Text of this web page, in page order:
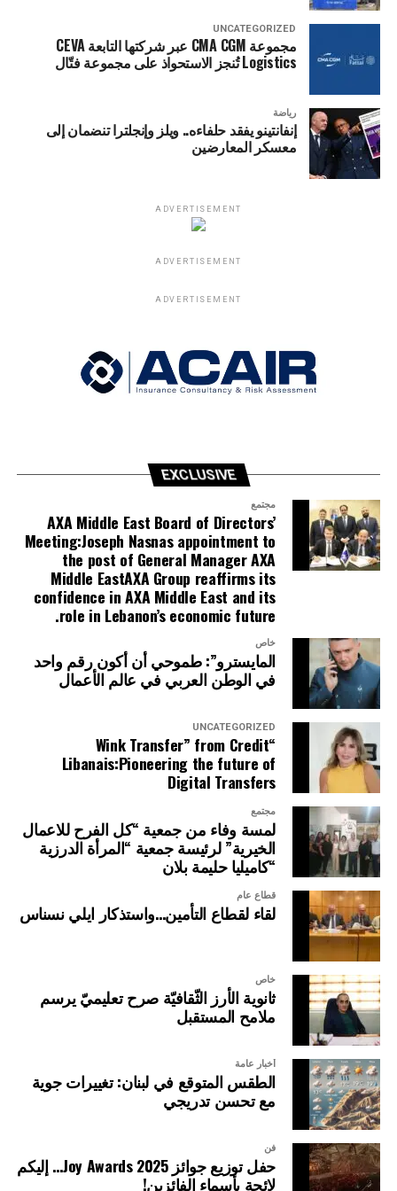
UNCATEGORIZED
مجموعة CMA CGM عبر شركتها التابعة CEVA
Logistics تُنجز الاستحواذ على مجموعة فتّال
رياضة
إنفانتينو يفقد حلفاءه.. ويلز وإنجلترا تنضمان إلى
معسكر المعارضين
ADVERTISEMENT
ADVERTISEMENT
ADVERTISEMENT
EXCLUSIVE
مجتمع
AXA Middle East Board of Directors’
Meeting:Joseph Nasnas appointment to
the post of General Manager AXA
Middle EastAXA Group reaffirms its
confidence in AXA Middle East and its
role in Lebanon’s economic future.
خاص
المايسترو”: طموحي أن أكون رقم واحد
في الوطن العربي في عالم الأعمال
UNCATEGORIZED
“Wink Transfer” from Credit
Libanais:Pioneering the future of
Digital Transfers
مجتمع
لمسة وفاء من جمعية “كل الفرح للاعمال
الخيرية” لرئيسة جمعية “المرأة الدرزية
“كاميليا حليمة بلان
قطاع عام
لقاء لقطاع التأمين…واستذكار ايلي نسناس
خاص
ثانوية الأرز الثّقافيّة صرح تعليميّ يرسم
ملامح المستقبل
أخبار عامة
الطقس المتوقع في لبنان: تغييرات جوية
مع تحسن تدريجي
فن
حفل توزيع جوائز Joy Awards 2025… إليكم
لائحة بأسماء الفائزين!